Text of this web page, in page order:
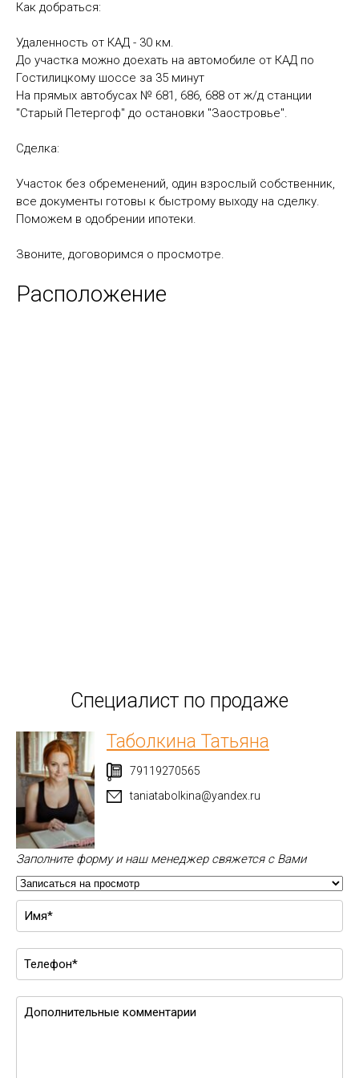
Как добраться:
Удаленность от КАД - 30 км.
До участка можно доехать на автомобиле от КАД по
Гостилицкому шоссе за 35 минут
На прямых автобусах № 681, 686, 688 от ж/д станции
"Старый Петергоф" до остановки "Заостровье".
Сделка:
Участок без обременений, один взрослый собственник,
все документы готовы к быстрому выходу на сделку.
Поможем в одобрении ипотеки.
Звоните, договоримся о просмотре.
Расположение
Специалист по продаже
Таболкина Татьяна
79119270565
taniatabolkina@yandex.ru
Заполните форму и наш менеджер свяжется с Вами